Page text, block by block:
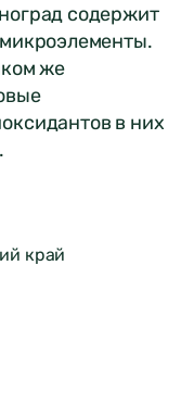
содержит
же
в них
край